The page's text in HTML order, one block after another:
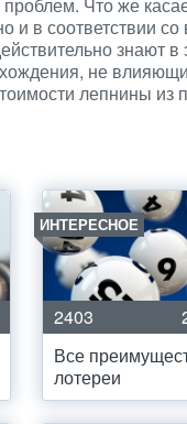
и в соответствии со
знают в
не
лепнины из
ИНТЕРЕСНОЕ
2403
Все
лотереи